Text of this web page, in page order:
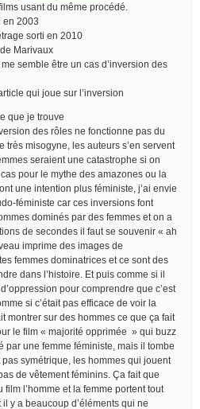
usant du même procédé.
en 2003
sorti en 2010
Marivaux
me semble être un cas d’inversion des
qui joue sur l’inversion
que je trouve
des rôles ne fonctionne pas du
très misogyne, les auteurs s’en servent
seraient une catastrophe si on
pour le mythe des amazones ou la
une intention plus féministe, j’ai envie
féministe car ces inversions font
dominés par des femmes et on a
de secondes il faut se souvenir « ah
imprime des images de
femmes dominatrices et ce sont des
dans l’histoire. Et puis comme si il
pour comprendre que c’est
si c’était pas efficace de voir la
montrer sur des hommes ce que ça fait
le film « majorité opprimée » qui buzz
par une femme féministe, mais il tombe
symétrique, les hommes qui jouent
de vêtement féminins. Ça fait que
l’homme et la femme portent tout
y a beaucoup d’éléments qui ne